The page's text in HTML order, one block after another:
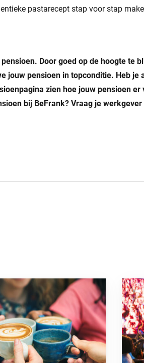
pastarecept stap voor stap
Door goed op de hoogte te
jouw pensioen in topconditie. Heb je
zien hoe jouw pensioen er
bij BeFrank? Vraag je werkgever
van koffie op je lichaam” Ga